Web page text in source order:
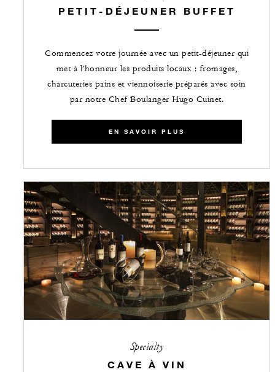
PETIT-DÉJEUNER BUFFET
Commencez votre journée avec un petit-déjeuner qui
met à l’honneur les produits locaux : fromages,
charcuteries pains et viennoiserie préparés avec soin
par notre Chef Boulanger Hugo Cuinet.
EN SAVOIR PLUS
Specialty
CAVE À VIN